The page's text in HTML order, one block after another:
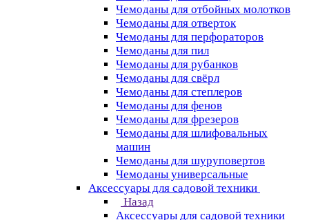
Чемоданы для отбойных молотков
Чемоданы для отверток
Чемоданы для перфораторов
Чемоданы для пил
Чемоданы для рубанков
Чемоданы для свёрл
Чемоданы для степлеров
Чемоданы для фенов
Чемоданы для фрезеров
Чемоданы для шлифовальных
машин
Чемоданы для шуруповертов
Чемоданы универсальные
Аксессуары для садовой техники
Назад
Аксессуары для садовой техники